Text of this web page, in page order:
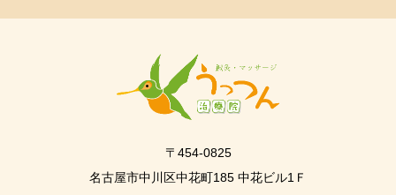
〒454-0825
名古屋市中川区中花町185 中花ビル1Ｆ